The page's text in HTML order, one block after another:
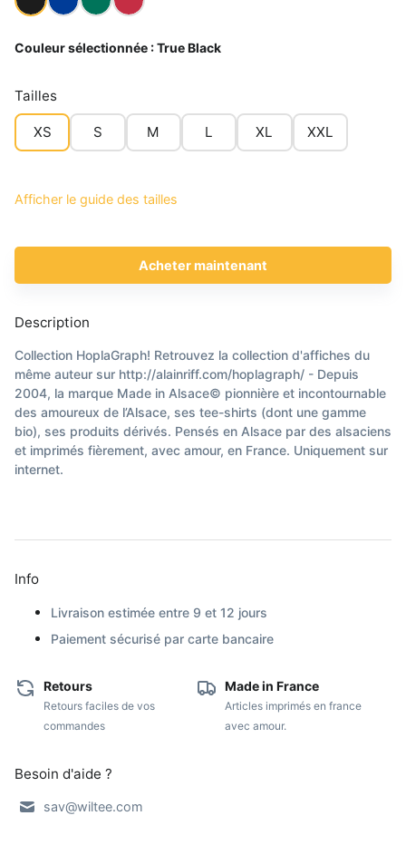
Couleur sélectionnée :True Black
Tailles
XS S M L XL XXL
Afficher le guide des tailles
Acheter maintenant
Description
Collection HoplaGraph! Retrouvez la collection d'affiches du
même auteur sur http://alainriff.com/hoplagraph/ - Depuis
2004, la marque Made in Alsace© pionnière et incontournable
des amoureux de l’Alsace, ses tee-shirts (dont une gamme
bio), ses produits dérivés. Pensés en Alsace par des alsaciens
et imprimés fièrement, avec amour, en France. Uniquement sur
internet.
Info
Livraison estimée entre 9 et 12 jours
Paiement sécurisé par carte bancaire
Retours
Retours faciles de vos
commandes
Made in France
Articles imprimés en france
avec amour.
Besoin d'aide ?
sav@wiltee.com